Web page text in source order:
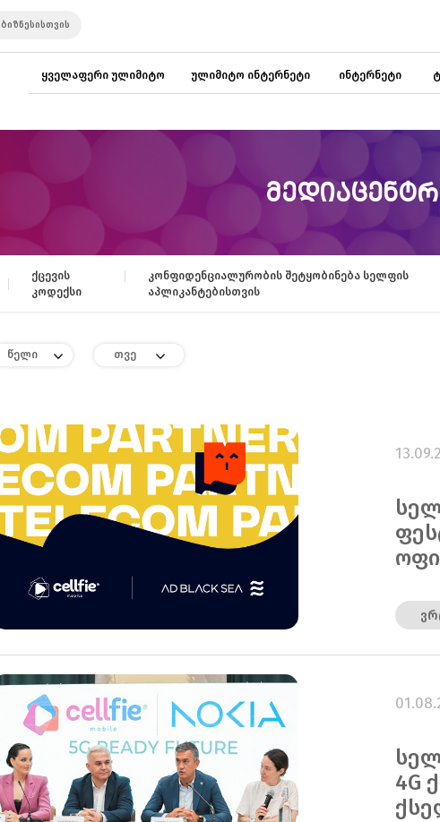
ბიზნესისთვის
ყველაფერი ულიმიტო ულიმიტო ინტერნეტი ინტერნეტი
ქცევის
კოდექსი
კონფიდენციალურობის შეტყობინება სელფის
აპლიკანტებისთვის
წელი თვე
4G